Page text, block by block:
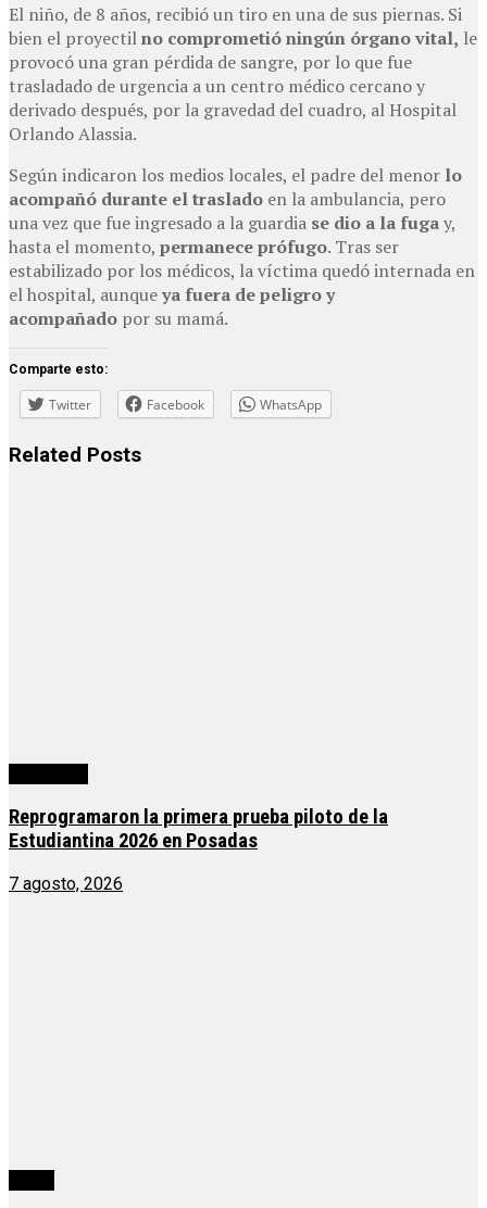
El niño, de 8 años, recibió un tiro en una de sus piernas. Si
bien el proyectilno comprometió ningún órgano vital, le
provocó una gran pérdida de sangre, por lo que fue
trasladado de urgencia a un centro médico cercano y
derivado después, por la gravedad del cuadro, al Hospital
Orlando Alassia.
Según indicaron los medios locales, el padre del menor lo
acompañó durante el traslado en la ambulancia, pero
una vez que fue ingresado a la guardia se dio a la fugay,
hasta el momento, permanece prófugo. Tras ser
estabilizado por los médicos, la víctima quedó internada en
el hospital, aunqueya fuera de peligro y
acompañado por su mamá.
Comparte esto:
Twitter Facebook WhatsApp
Related Posts
Reprogramaron la primera prueba piloto de la
Estudiantina 2026 en Posadas
7 agosto, 2026